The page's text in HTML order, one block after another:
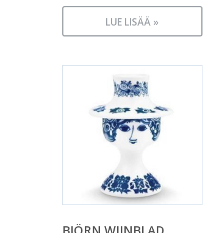
LUE LISÄÄ »